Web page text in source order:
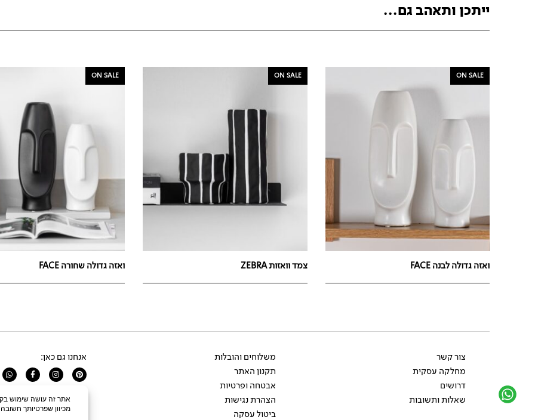
ייתכן ותאהב גם...
ON SALE
ואזה גדולה לבנה FACE
ON SALE
צמד וואזות ZEBRA
ON SALE
ואזה גדולה שחורה FACE
צור קשר
מחלקה עסקית
דרושים
שאלות ותשובות
משלוחים והובלות
תקנון האתר
אבטחה ופרטיות
הצהרת נגישות
ביטול עסקה
אנחנו גם כאן:
Pinterest
Instagram
Facebook-
f